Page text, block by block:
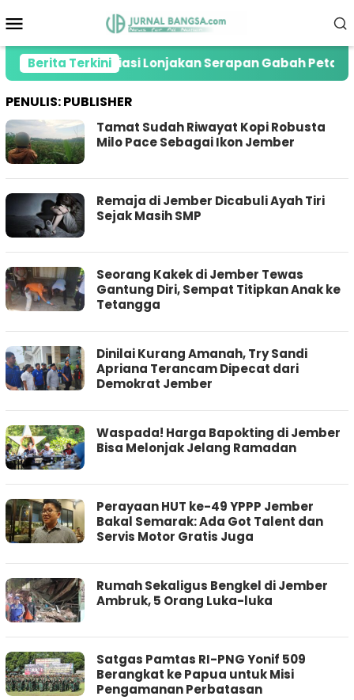
ke
Mobile
Berita Terkini
RI Apresiasi Lonjakan Serapan Gabah Petani di
PENULIS:PUBLISHER
Tamat Sudah Riwayat Kopi Robusta
Milo Pace Sebagai Ikon Jember
Remaja di Jember Dicabuli Ayah Tiri
Sejak Masih SMP
Seorang Kakek di Jember Tewas
Gantung Diri, Sempat Titipkan Anak ke
Tetangga
Dinilai Kurang Amanah, Try Sandi
Apriana Terancam Dipecat dari
Demokrat Jember
Waspada! Harga Bapokting di Jember
Bisa Melonjak Jelang Ramadan
Perayaan HUT ke-49 YPPP Jember
Bakal Semarak: Ada Got Talent dan
Servis Motor Gratis Juga
Rumah Sekaligus Bengkel di Jember
Ambruk, 5 Orang Luka-luka
Satgas Pamtas RI-PNG Yonif 509
Berangkat ke Papua untuk Misi
Pengamanan Perbatasan